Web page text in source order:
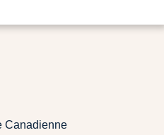
Canadienne